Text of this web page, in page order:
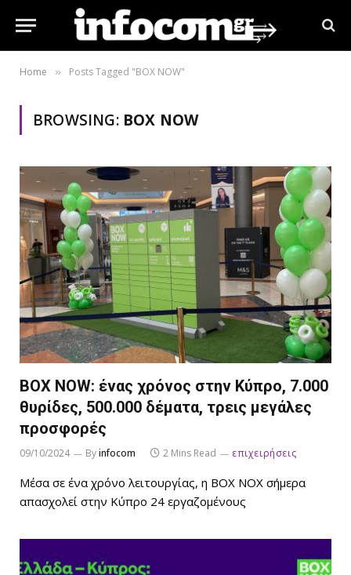
Home » Posts Tagged "ΒΟΧ NOW"
BROWSING: ΒΟΧ NOW
ΒΟΧ ΝOW: ένας χρόνος στην Κύπρο, 7.000
θυρίδες, 500.000 δέματα, τρεις μεγάλες
προσφορές
09/10/2024 Byinfocom 2 Mins Read επιχειρήσεις
Μέσα σε ένα χρόνο λειτουργίας, η BOX NΟΧ σήμερα
απασχολεί στην Κύπρο 24 εργαζομένους